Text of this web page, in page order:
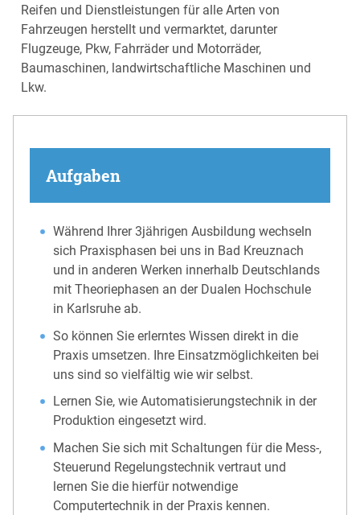
Reifen und Dienstleistungen für alle Arten von
Fahrzeugen herstellt und vermarktet, darunter
Flugzeuge, Pkw, Fahrräder und Motorräder,
Baumaschinen, landwirtschaftliche Maschinen und
Lkw.
Aufgaben
Während Ihrer 3jährigen Ausbildung wechseln
sich Praxisphasen bei uns in Bad Kreuznach
und in anderen Werken innerhalb Deutschlands
mit Theoriephasen an der Dualen Hochschule
in Karlsruhe ab.
So können Sie erlerntes Wissen direkt in die
Praxis umsetzen. Ihre Einsatzmöglichkeiten bei
uns sind so vielfältig wie wir selbst.
Lernen Sie, wie Automatisierungstechnik in der
Produktion eingesetzt wird.
Machen Sie sich mit Schaltungen für die Mess-,
Steuerund Regelungstechnik vertraut und
lernen Sie die hierfür notwendige
Computertechnik in der Praxis kennen.